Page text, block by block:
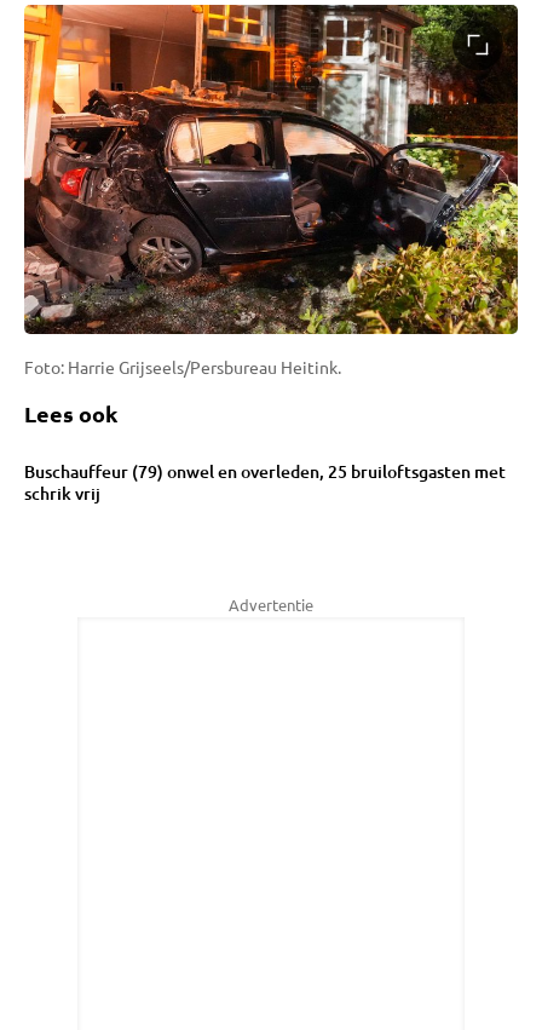
Foto: Harrie Grijseels/Persbureau Heitink.
Lees ook
Buschauffeur (79) onwel en overleden, 25 bruiloftsgasten met
schrik vrij
Advertentie